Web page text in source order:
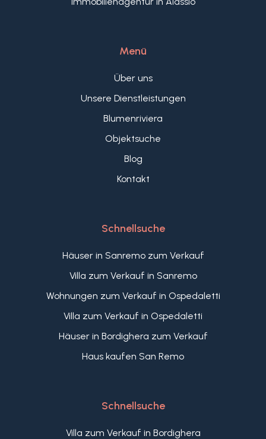
Menü
Über uns
Unsere Dienstleistungen
Blumenriviera
Objektsuche
Blog
Kontakt
Schnellsuche
Häuser in Sanremo zum Verkauf
Villa zum Verkauf in Sanremo
Wohnungen zum Verkauf in Ospedaletti
Villa zum Verkauf in Ospedaletti
Häuser in Bordighera zum Verkauf
Haus kaufen San Remo
Schnellsuche
Villa zum Verkauf in Bordighera